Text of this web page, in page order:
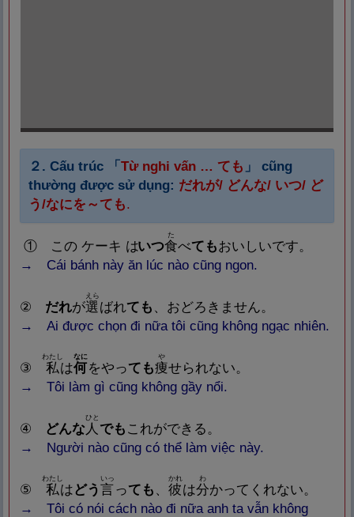
２. Cấu trúc 「 Từ nghi vấn … ても 」 cũng
thường được sử dụng: だれが/ どんな/ いつ/ ど
う/なにを～ても.
① この ケーキ はいつ食
た
べてもおいしいです。
→ Cái bánh này ăn lúc nào cũng ngon.
② だれが選
えら
ばれても
、おどろきません。
→ Ai được chọn đi nữa tôi cũng không ngạc nhiên.
③ 私
わたし
は何
なに
をやっても痩
や
せられない。
→ Tôi làm gì cũng không gầy nổi.
④ どんな 人
ひと
でも これができる。
→ Người nào cũng có thể làm việc này.
⑤ 私
わたし
はどう 言
いっ
っても 彼
かれ
は分
わ
かってくれない。
→ Tôi có nói cách nào đi nữa anh ta vẫn không